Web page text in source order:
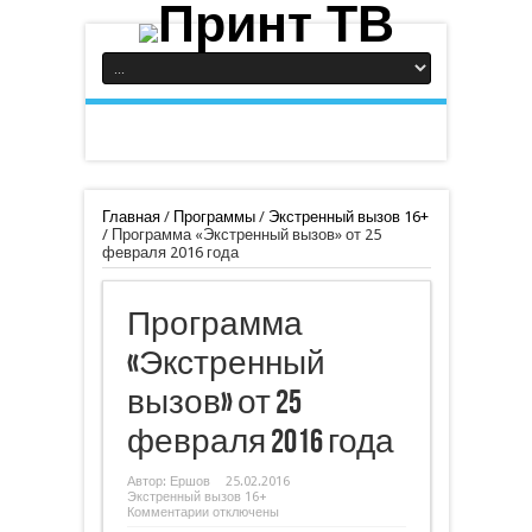
Главная/ Программы/ Экстренный вызов 16+
/ Программа «Экстренный вызов» от 25
февраля 2016 года
Программа
«Экстренный
вызов» от 25
февраля 2016 года
Автор: Ершов
25.02.2016
Экстренный вызов 16+
Комментариикотключены